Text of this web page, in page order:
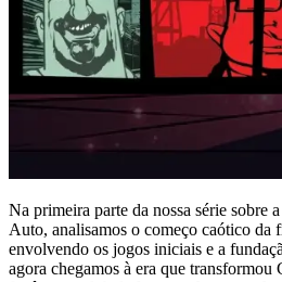
Na primeira parte da nossa série sobre
Auto, analisamos o começo caótico da
envolvendo os jogos iniciais e a
agora chegamos à era que transformou